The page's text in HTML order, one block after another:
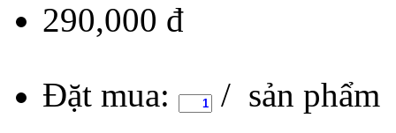
290,000 đ
Đặt mua:
/ sản phẩm